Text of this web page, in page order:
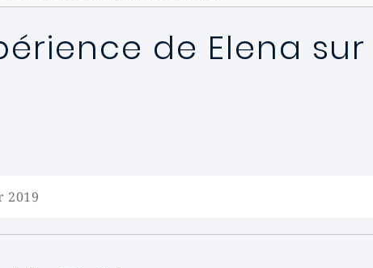
de Elena
2019